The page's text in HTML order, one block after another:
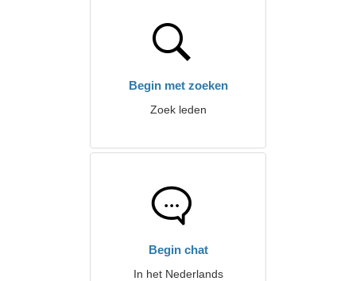
Begin met zoeken
Zoek leden
Begin chat
In het Nederlands